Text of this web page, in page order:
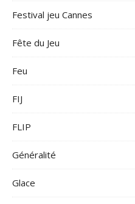
Festival jeu Cannes
Fête du Jeu
Feu
FIJ
FLIP
Généralité
Glace